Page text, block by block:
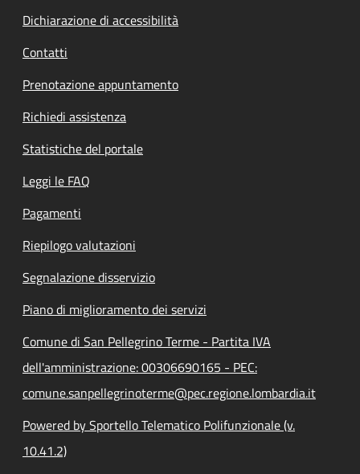
Dichiarazione di accessibilità
Contatti
Prenotazione appuntamento
Richiedi assistenza
Statistiche del portale
Leggi le FAQ
Pagamenti
Riepilogo valutazioni
Segnalazione disservizio
Piano di miglioramento dei servizi
Comune di San Pellegrino Terme - Partita IVA
dell'amministrazione: 00306690165 - PEC:
comune.sanpellegrinoterme@pec.regione.lombardia.it
Powered by Sportello Telematico Polifunzionale (v.
10.41.2)